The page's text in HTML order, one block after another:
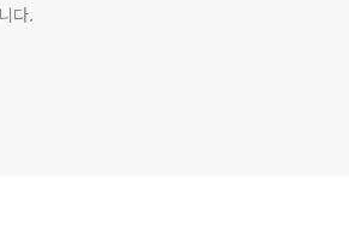
다.